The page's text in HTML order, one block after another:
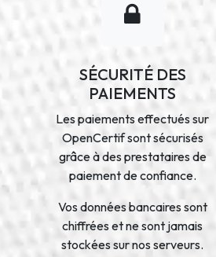
SÉCURITÉ DES
PAIEMENTS
Les paiements effectués sur
OpenCertif sont sécurisés
grâce à des prestataires de
paiement de confiance.
Vos données bancaires sont
chiffrées et ne sont jamais
stockées sur nos serveurs.